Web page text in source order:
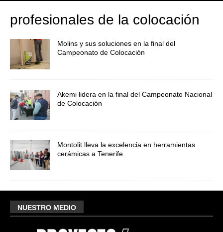
profesionales de la colocación
Molins y sus soluciones en la final del
Campeonato de Colocación
Akemi lidera en la final del Campeonato Nacional
de Colocación
Montolit lleva la excelencia en herramientas
cerámicas a Tenerife
NUESTRO MEDIO